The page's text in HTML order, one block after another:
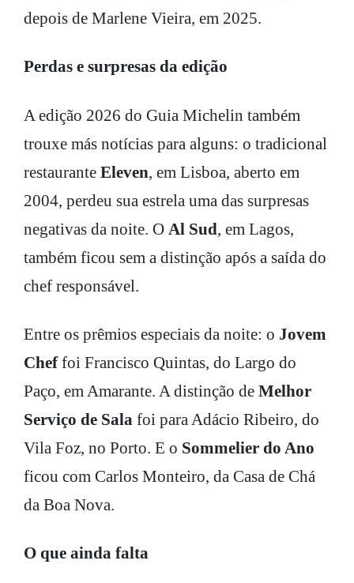
depois de Marlene Vieira, em 2025.
Perdas e surpresas da edição
A edição 2026 do Guia Michelin também
trouxe más notícias para alguns: o tradicional
restaurante Eleven, em Lisboa, aberto em
2004, perdeu sua estrela uma das surpresas
negativas da noite. O Al Sud, em Lagos,
também ficou sem a distinção após a saída do
chef responsável.
Entre os prêmios especiais da noite: o Jovem
Cheffoi Francisco Quintas, do Largo do
Paço, em Amarante. A distinção de Melhor
Serviço de Sala foi para Adácio Ribeiro, do
Vila Foz, no Porto. E o Sommelier do Ano
ficou com Carlos Monteiro, da Casa de Chá
da Boa Nova.
O que ainda falta